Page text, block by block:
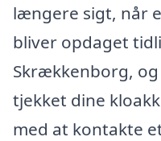
længere sigt, når
bliver opdaget
Skrækkenborg,
tjekket dine
med at kontakte